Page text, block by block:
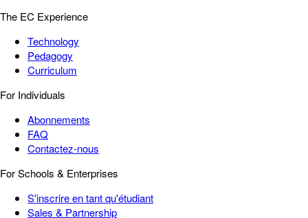
The EC Experience
Technology
Pedagogy
Curriculum
For Individuals
Abonnements
FAQ
Contactez-nous
For Schools & Enterprises
S'inscrire en tant qu'étudiant
Sales & Partnership